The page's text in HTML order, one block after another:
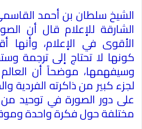
الشيخ سلطان بن أحمد
الشارقة للإعلام قال أن
الأقوى في الإعلام،
كونها لا تحتاج إلى ترجمة
وسيفهمها، موضحاً أن
لجزء كبير من ذاكرته الفردية
على دور الصورة في توحيد
مختلفة حول فكرة واحدة